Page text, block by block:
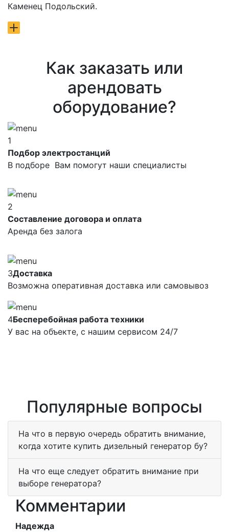
Каменец Подольский.
Как заказать или
арендовать
оборудование?
1
Подбор электростанций
В подборе Вам помогут наши специалисты
2
Составление договора и оплата
Аренда без залога
3Доставка
Возможна оперативная доставка или самовывоз
4Бесперебойная работа техники
У вас на объекте, с нашим сервисом 24/7
Популярные вопросы
На что в первую очередь обратить внимание,
когда хотите купить дизельный генератор бу?
На что еще следует обратить внимание при
выборе генератора?
Комментарии
Надежда